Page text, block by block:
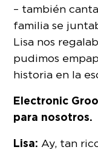
– también
familia se
Lisa nos
pudimos
historia en la
Electronic
para nosotros.
Lisa: Ay, tan